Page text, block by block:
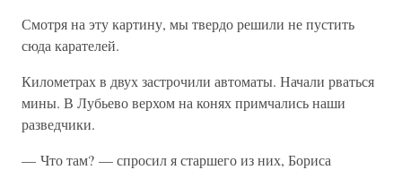
Смотря на эту картину, мы твердо решили не пустить
сюда карателей.
Километрах в двух застрочили автоматы. Начали рваться
мины. В Лубьево верхом на конях примчались наши
разведчики.
— Что там? — спросил я старшего из них, Бориса